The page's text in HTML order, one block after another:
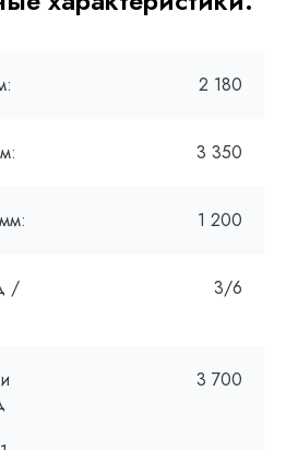
2 180
3 350
1 200
/
3/6
3 700